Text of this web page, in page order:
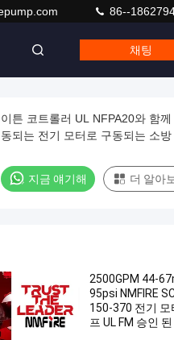
86--
채팅
이튼 코트롤러 UL NFPA20와 함
동되는 전기 모터로 구동되는 소방
지금 얘기해 더 알아
2500GPM 44-
95psi NMFIRE
150-370 전기 모
프 UL FM 승인 된